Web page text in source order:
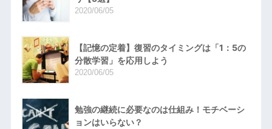
2020/06/05
【記憶の定着】復習のタイミングは「1：5の
分散学習」を応用しよう
2020/06/05
勉強の継続に必要なのは仕組み！モチベーシ
ョンはいらない？